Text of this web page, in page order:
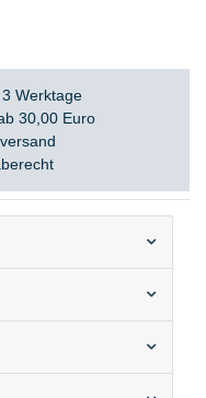
Werktage
30,00 Euro